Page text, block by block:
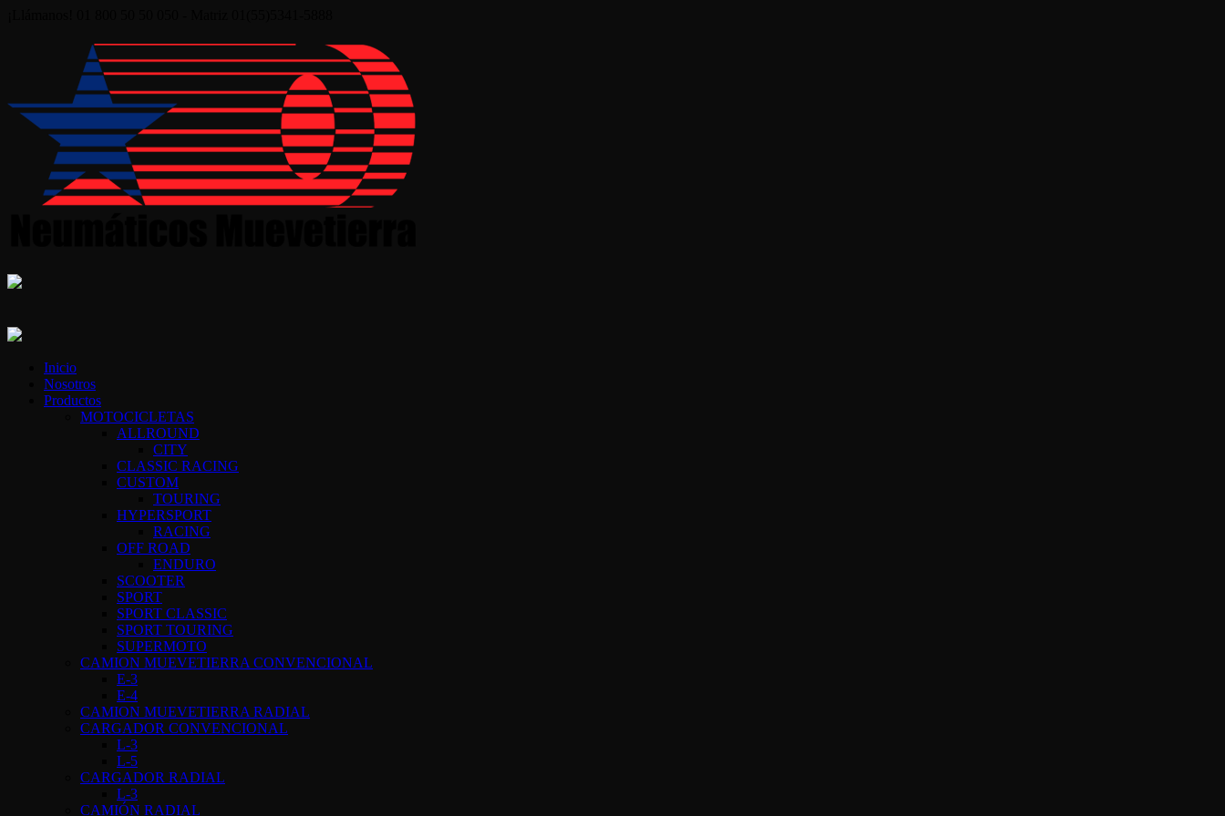
Inicio
Nosotros
Productos
MOTOCICLETAS
ALLROUND
CITY
CLASSIC RACING
CUSTOM
TOURING
HYPERSPORT
RACING
OFF ROAD
ENDURO
SCOOTER
SPORT
SPORT CLASSIC
SPORT TOURING
SUPERMOTO
CAMION MUEVETIERRA CONVENCIONAL
E-3
E-4
CAMION MUEVETIERRA RADIAL
CARGADOR CONVENCIONAL
L-3
L-5
CARGADOR RADIAL
L-3
CAMIÓN RADIAL